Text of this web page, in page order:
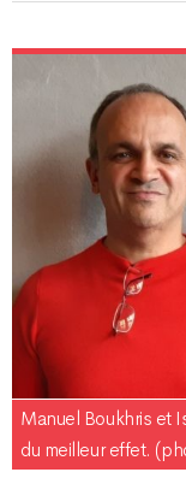
Manuel Boukhris et
du meilleur effet.